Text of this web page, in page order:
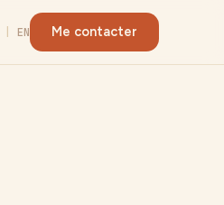
EN Me contacter